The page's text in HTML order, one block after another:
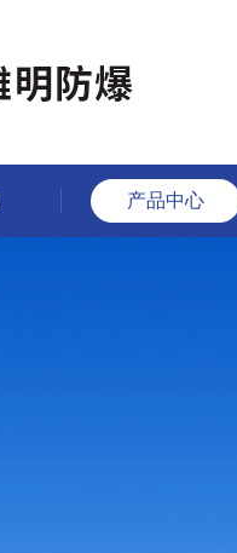
产品中心